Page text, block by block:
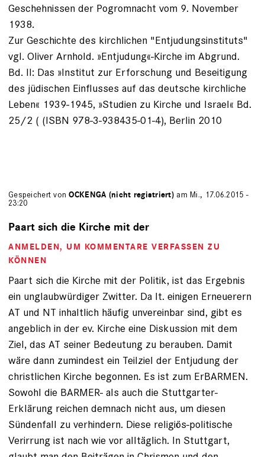
Geschehnissen der Pogromnacht vom 9. November
1938.
Zur Geschichte des kirchlichen "Entjudungsinstituts"
vgl. Oliver Arnhold. »Entjudung«-Kirche im Abgrund.
Bd. II: Das »Institut zur Erforschung und Beseitigung
des jüdischen Einflusses auf das deutsche kirchliche
Leben« 1939-1945, »Studien zu Kirche und Israel« Bd.
25/2 ( (ISBN 978-3-938435-01-4), Berlin 2010
Gespeichert vonOCKENGA (nicht registriert) am Mi., 17.06.2015 -
23:20
Paart sich die Kirche mit der
ANMELDEN, UM KOMMENTARE VERFASSEN ZU
KÖNNEN
Paart sich die Kirche mit der Politik, ist das Ergebnis
ein unglaubwürdiger Zwitter. Da lt. einigen Erneuerern
AT und NT inhaltlich häufig unvereinbar sind, gibt es
angeblich in der ev. Kirche eine Diskussion mit dem
Ziel, das AT seiner Bedeutung zu berauben. Damit
wäre dann zumindest ein Teilziel der Entjudung der
christlichen Kirche begonnen. Es ist zum ErBARMEN.
Sowohl die BARMER- als auch die Stuttgarter-
Erklärung reichen demnach nicht aus, um diesen
Sündenfall zu verhindern. Diese religiös-politische
Verirrung ist nach wie vor alltäglich. In Stuttgart,